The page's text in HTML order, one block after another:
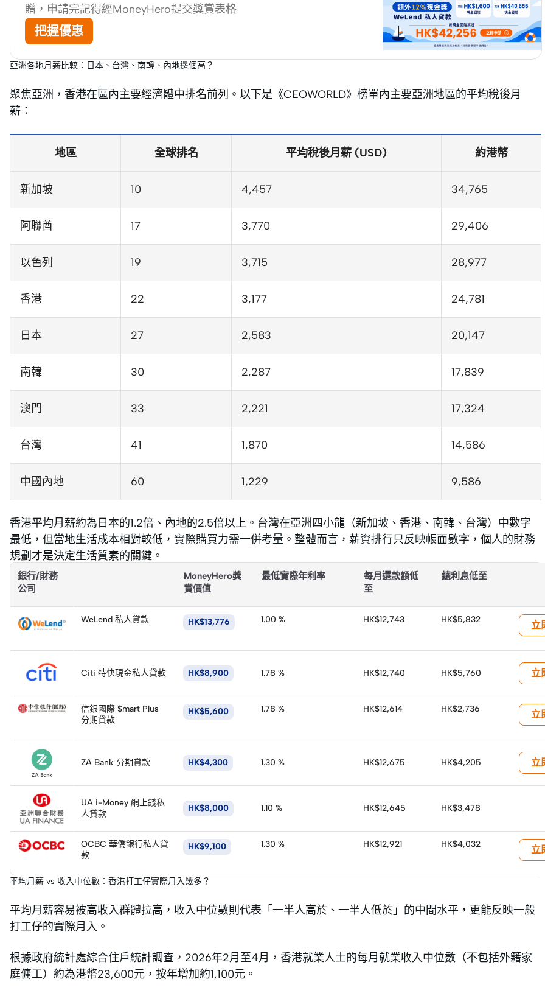
贈，申請完記得經MoneyHero提交獎賞表格
把握優惠
亞洲各地月薪比較：日本、台灣、南韓、內地邊個高？
聚焦亞洲，香港在區內主要經濟體中排名前列。以下是《CEOWORLD》榜單內主要亞洲地區的平均稅後月
薪：
地區 全球排名 平均稅後月薪 (USD) 約港幣
新加坡 10 4,457 34,765
阿聯酋 17 3,770 29,406
以色列 19 3,715 28,977
香港 22 3,177 24,781
日本 27 2,583 20,147
南韓 30 2,287 17,839
澳門 33 2,221 17,324
台灣 41 1,870 14,586
中國內地 60 1,229 9,586
香港平均月薪約為日本的1.2倍、內地的2.5倍以上。台灣在亞洲四小龍（新加坡、香港、南韓、台灣）中數字
最低，但當地生活成本相對較低，實際購買力需一併考量。整體而言，薪資排行只反映帳面數字，個人的財務
規劃才是決定生活質素的關鍵。
精選私人貸款
銀行/財務
公司
MoneyHero獎
賞價值
最低實際年利率
每月還款額低
至
總利息低至
WeLend 私人貸款
即
HK$13,776 1.00 % HK$12,743 HK$5,832 立
Citi 特快現金私人貸款
立
即
申
HK$8,900 1.78 % HK$12,740 HK$5,760 立
信銀國際 $mart Plus
分期貸款
即
HK$5,600 1.78 % HK$12,614 HK$2,736 立
ZA Bank 分期貸款
立
即
申
HK$4,300 1.30 % HK$12,675 HK$4,205 立
UA i-Money 網上錢私
人貸款
HK$8,000 1.10 % HK$12,645 HK$3,478
OCBC 華僑銀行私人貸
款
即
HK$9,100 1.30 % HK$12,921 HK$4,032 立
平均月薪 vs 收入中位數：香港打工仔實際月入幾多？
平均月薪容易被高收入群體拉高，收入中位數則代表「一半人高於、一半人低於」的中間水平，更能反映一般
打工仔的實際月入。
根據政府統計處綜合住戶統計調查，2026年2月至4月，香港就業人士的每月就業收入中位數（不包括外籍家
庭傭工）約為港幣23,600元，按年增加約1,100元。